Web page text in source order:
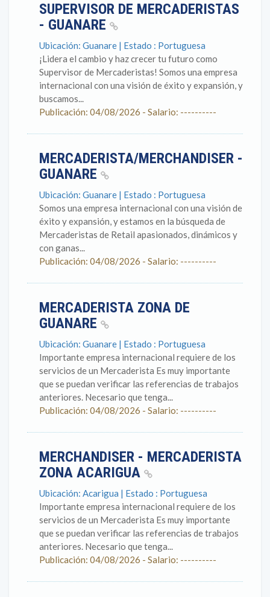
SUPERVISOR DE MERCADERISTAS
- GUANARE
Ubicación: Guanare | Estado : Portuguesa
¡Lidera el cambio y haz crecer tu futuro como
Supervisor de Mercaderistas! Somos una empresa
internacional con una visión de éxito y expansión, y
buscamos...
Publicación: 04/08/2026 - Salario: ----------
MERCADERISTA/MERCHANDISER -
GUANARE
Ubicación: Guanare | Estado : Portuguesa
Somos una empresa internacional con una visión de
éxito y expansión, y estamos en la búsqueda de
Mercaderistas de Retail apasionados, dinámicos y
con ganas...
Publicación: 04/08/2026 - Salario: ----------
MERCADERISTA ZONA DE
GUANARE
Ubicación: Guanare | Estado : Portuguesa
Importante empresa internacional requiere de los
servicios de un Mercaderista Es muy importante
que se puedan verificar las referencias de trabajos
anteriores. Necesario que tenga...
Publicación: 04/08/2026 - Salario: ----------
MERCHANDISER - MERCADERISTA
ZONA ACARIGUA
Ubicación: Acarigua | Estado : Portuguesa
Importante empresa internacional requiere de los
servicios de un Mercaderista Es muy importante
que se puedan verificar las referencias de trabajos
anteriores. Necesario que tenga...
Publicación: 04/08/2026 - Salario: ----------